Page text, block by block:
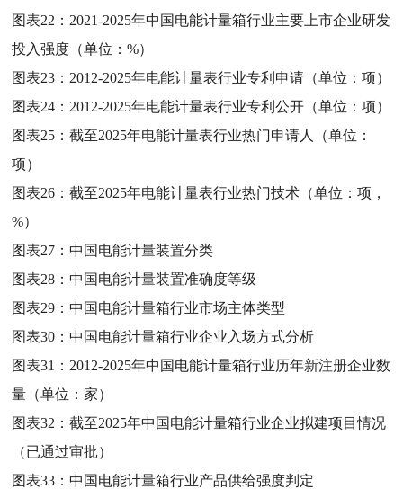
图表22： 2021-2025年中国电能计量箱行业主要上市企业研发
投入强度（单位：%）
图表23： 2012-2025年电能计量表行业专利申请（单位：项）
图表24： 2012-2025年电能计量表行业专利公开（单位：项）
图表25：截至2025年电能计量表行业热门申请人（单位：
项）
图表26：截至2025年电能计量表行业热门技术（单位：项，
%）
图表27：中国电能计量装置分类
图表28：中国电能计量装置准确度等级
图表29：中国电能计量箱行业市场主体类型
图表30：中国电能计量箱行业企业入场方式分析
图表31： 2012-2025年中国电能计量箱行业历年新注册企业数
量（单位：家）
图表32：截至2025年中国电能计量箱行业企业拟建项目情况
（已通过审批）
图表33：中国电能计量箱行业产品供给强度判定